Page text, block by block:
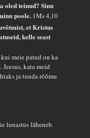
oled teinud? Sinu
poole. 1Ms 4,10
et Kristus
kelle seast
meie patud on ka
kata meid
ja tunda rõõmu
lunastus läheneb.